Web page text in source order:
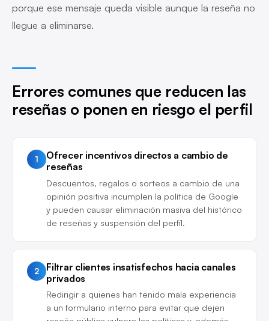
porque ese mensaje queda visible aunque la reseña no
llegue a eliminarse.
Errores comunes que reducen las
reseñas o ponen en riesgo el perfil
1
Ofrecer incentivos directos a cambio de
reseñas
Descuentos, regalos o sorteos a cambio de una
opinión positiva incumplen la política de Google
y pueden causar eliminación masiva del histórico
de reseñas y suspensión del perfil.
2
Filtrar clientes insatisfechos hacia canales
privados
Redirigir a quienes han tenido mala experiencia
a un formulario interno para evitar que dejen